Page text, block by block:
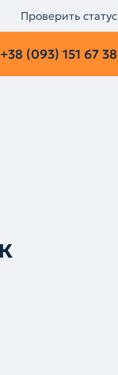
Проверить статус
+38 (093) 151 67 38